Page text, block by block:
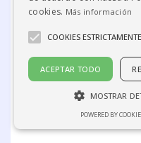
LA HALITOSIS, UN
cookies. Más información
COOKIES
ACEPTAR TODO
MOSTRAR
POWERED BY